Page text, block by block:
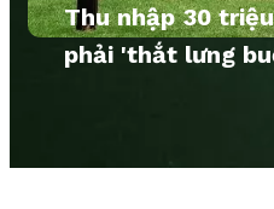
Thu nhập 30
phải 'thắt lưng